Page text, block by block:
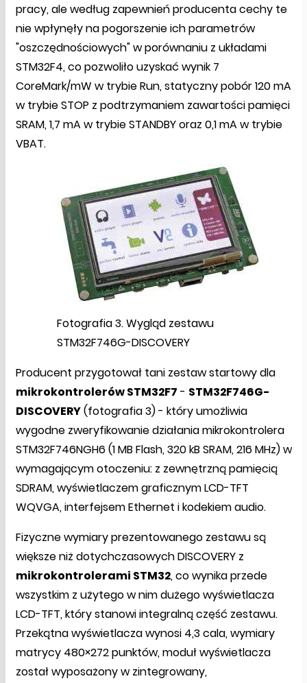
pracy, ale według zapewnień producenta cechy te
nie wpłynęły na pogorszenie ich parametrów
"oszczędnościowych" w porównaniu z układami
STM32F4, co pozwoliło uzyskać wynik 7
CoreMark/mW w trybie Run, statyczny pobór 120 mA
w trybie STOP z podtrzymaniem zawartości pamięci
SRAM, 1,7 mA w trybie STANDBY oraz 0,1 mA w trybie
VBAT.
Fotografia 3. Wygląd zestawu
STM32F746G-DISCOVERY
Producent przygotował tani zestaw startowy dla
mikrokontrolerów STM32F7 - STM32F746G-
DISCOVERY(fotografia 3) - który umożliwia
wygodne zweryfikowanie działania mikrokontrolera
STM32F746NGH6 (1 MB Flash, 320 kB SRAM, 216 MHz) w
wymagającym otoczeniu: z zewnętrzną pamięcią
SDRAM, wyświetlaczem graficznym LCD-TFT
WQVGA, interfejsem Ethernet i kodekiem audio.
Fizyczne wymiary prezentowanego zestawu są
większe niż dotychczasowych DISCOVERY z
mikrokontrolerami STM32, co wynika przede
wszystkim z użytego w nim dużego wyświetlacza
LCD-TFT, który stanowi integralną część zestawu.
Przekątna wyświetlacza wynosi 4,3 cala, wymiary
matrycy 480×272 punktów, moduł wyświetlacza
został wyposażony w zintegrowany,